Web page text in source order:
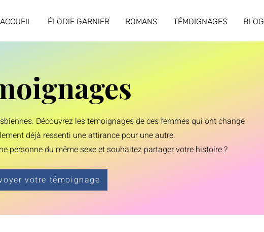
ACCUEIL ÉLODIE GARNIER ROMANS TÉMOIGNAGES BLOG
Découvrez les témoignages de ces femmes qui ont changé
déjà ressenti une attirance pour une autre.
personne du même sexe et souhaitez partager votre histoire ?
votre témoignage